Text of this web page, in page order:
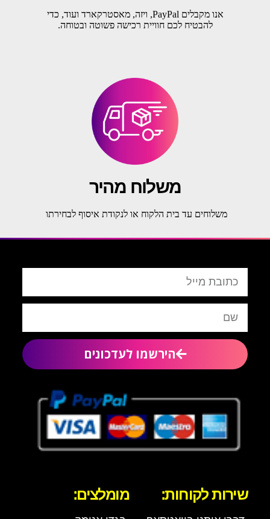
אנו מקבלים PayPal, ויזה, מאסטרקארד ועוד, כדי
להבטיח לכם חוויית רכישה פשוטה ובטוחה.
משלוח מהיר
משלוחים עד בית הלקוח או לנקודת איסוף לבחירתו
הירשמו לעדכונים
שירות לקוחות: מומלצים: